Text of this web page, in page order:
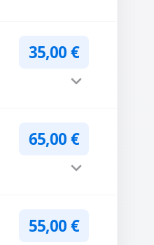
35,00€
65,00€
55,00€